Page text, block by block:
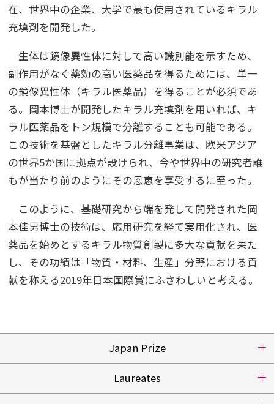
在、世界中の企業、大学で最も使用されているキラル
充填剤を開発した。
生体は鏡像異性体に対して高い識別能を示すため、
副作用がなく薬効の高い医薬品を得るためには、単一
の鏡像異性体（キラル医薬品）を得ることが必須であ
る。岡本博士が開発したキラル充填剤を用いれば、キ
ラル医薬品をトン規模で分離することも可能である。
この技術を基盤としたキラル分離事業は、欧米アジア
の世界5か国に拠点が設けられ、今や世界中の研究者誰
もが当たり前のようにその恩恵を享受するに至った。
このように、基礎研究から端を発して開発された岡
本佳男博士の技術は、応用研究を経て実用化され、医
薬品を始めとするキラル物質創製に多大な貢献を果た
し、その功績は「物質・材料、生産」分野における貢
献を称える2019年日本国際賞にふさわしいと考える。
Japan Prize
Laureates